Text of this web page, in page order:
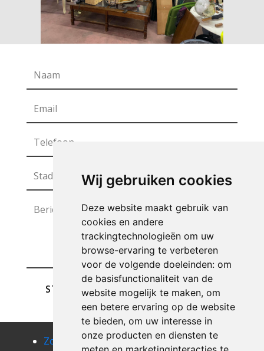
Wij gebruiken cookies
Deze website maakt gebruik van
cookies en andere
trackingtechnologieën om uw
browse-ervaring te verbeteren
voor de volgende doeleinden: om
de basisfunctionaliteit van de
website mogelijk te maken, om
een betere ervaring op de website
te bieden, om uw interesse in
onze producten en diensten te
STUREN
Zolder
Zolder
Zolder